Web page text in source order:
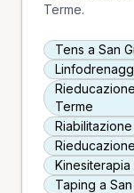
Terme.
Tens a San
Terme
Kinesiterapia
Taping a